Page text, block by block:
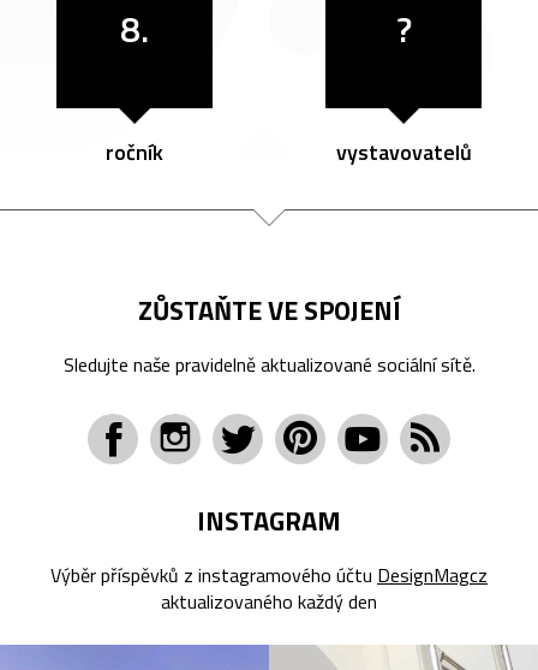
8.
ročník
?
vystavovatelů
ZŮSTAŇTE VE SPOJENÍ
Sledujte naše pravidelně aktualizované sociální sítě.
INSTAGRAM
Výběr příspěvků z instagramového účtu DesignMagcz
aktualizovaného každý den